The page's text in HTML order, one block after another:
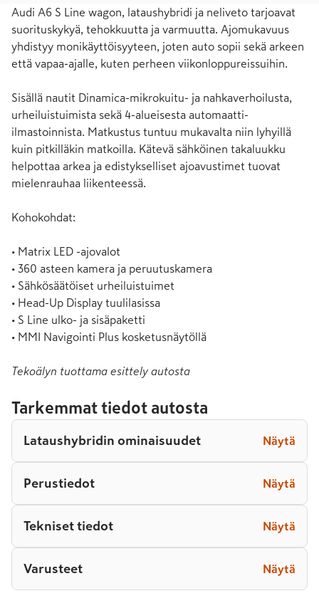
Audi A6 S Line wagon, lataushybridi ja neliveto tarjoavat
suorituskykyä, tehokkuutta ja varmuutta. Ajomukavuus
yhdistyy monikäyttöisyyteen, joten auto sopii sekä arkeen
että vapaa-ajalle, kuten perheen viikonloppureissuihin.
Sisällä nautit Dinamica-mikrokuitu- ja nahkaverhoilusta,
urheiluistuimista sekä 4-alueisesta automaatti-
ilmastoinnista. Matkustus tuntuu mukavalta niin lyhyillä
kuin pitkilläkin matkoilla. Kätevä sähköinen takaluukku
helpottaa arkea ja edistykselliset ajoavustimet tuovat
mielenrauhaa liikenteessä.
Kohokohdat:
• Matrix LED -ajovalot
• 360 asteen kamera ja peruutuskamera
• Sähkösäätöiset urheiluistuimet
• Head-Up Display tuulilasissa
• S Line ulko- ja sisäpaketti
• MMI Navigointi Plus kosketusnäytöllä
Tekoälyn tuottama esittely autosta
Tarkemmat tiedot autosta
Lataushybridin ominaisuudet Näytä
Perustiedot Näytä
Tekniset tiedot Näytä
Varusteet Näytä